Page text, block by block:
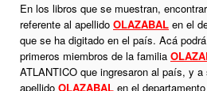
En los libros que se muestran,
referente al apellido OLAZABAL en el
que se ha digitado en el país. Acá
primeros miembros de la familia
ATLANTICO que ingresaron al país, y
apellido OLAZABAL en el